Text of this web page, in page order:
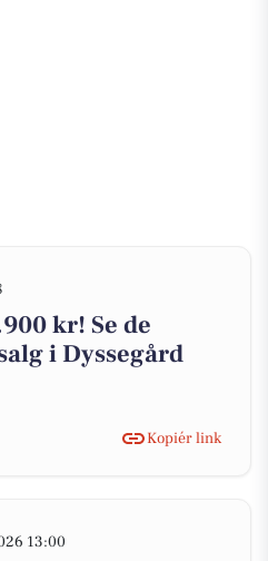
kr! Se de
i Dyssegård
Kopiér link
13:00